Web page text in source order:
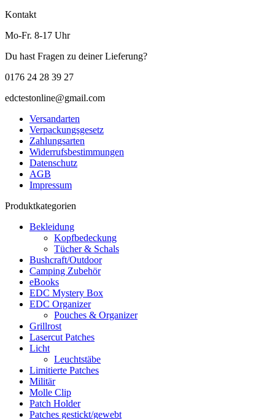
Kontakt
Mo-Fr. 8-17 Uhr
Du hast Fragen zu deiner Lieferung?
0176 24 28 39 27
edctestonline@gmail.com
Versandarten
Verpackungsgesetz
Zahlungsarten
Widerrufsbestimmungen
Datenschutz
AGB
Impressum
Produktkategorien
Bekleidung
Kopfbedeckung
Tücher & Schals
Bushcraft/Outdoor
Camping Zubehör
eBooks
EDC Mystery Box
EDC Organizer
Pouches & Organizer
Grillrost
Lasercut Patches
Licht
Leuchtstäbe
Limitierte Patches
Militär
Molle Clip
Patch Holder
Patches gestickt/gewebt